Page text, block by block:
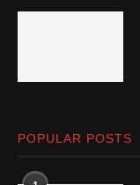
POPULAR POSTS